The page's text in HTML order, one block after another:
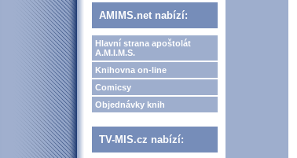
AMIMS.net nabízí:
Hlavní strana apoštolát
A.M.I.M.S.
Knihovna on-line
Comicsy
Objednávky knih
TV-MIS.cz nabízí: